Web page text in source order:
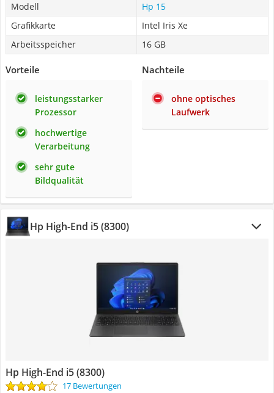
Modell
Hp 15
Grafikkarte
Intel Iris Xe
Arbeitsspeicher
16 GB
Vorteile
leistungsstarker
Prozessor
hochwertige
Verarbeitung
sehr gute
Bildqualität
Nachteile
ohne optisches
Laufwerk
Hp High-End i5 (8300)
Hp High-End i5 (8300)
17 Bewertungen